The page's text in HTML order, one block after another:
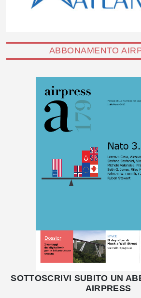
ABBONAMENTO
SOTTOSCRIVI SUBITO UN
AIRPRESS